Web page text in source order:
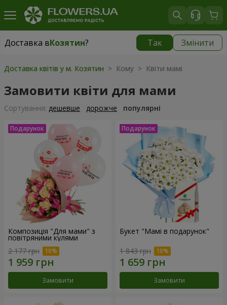
Доставка вКозятин? Так Змінити
Доставка вКозятин|
Доставка квітів у м. Козятин > Кому > Квіти мамі
Замовити квіти для мами
Сортування: дешевше дорожче популярні
Композиція "Для мами" з
повітряними кулями
2 177 грн
Замовити
Букет "Мамі в подарунок"
1 843 грн
Замовити